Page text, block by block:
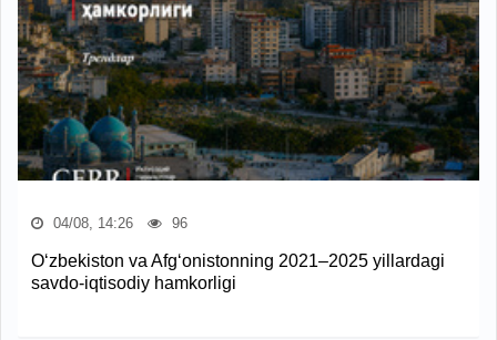
04/08, 14:26 96
O‘zbekiston va Afg‘onistonning 2021–2025 yillardagi
savdo-iqtisodiy hamkorligi